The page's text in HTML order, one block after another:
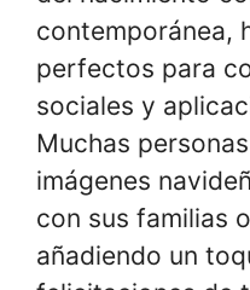
contemporánea,
perfectos para
sociales y
Muchas
imágenes
con sus familias
añadiendo un